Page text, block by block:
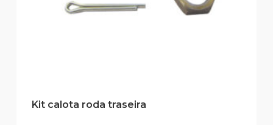
Kit calota roda traseira